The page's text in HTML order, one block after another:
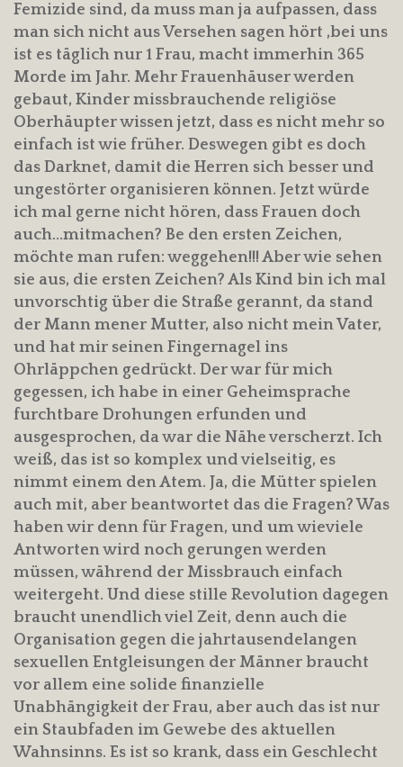
Femizide sind, da muss man ja aufpassen, dass
man sich nicht aus Versehen sagen hört ‚bei uns
ist es täglich nur 1 Frau, macht immerhin 365
Morde im Jahr. Mehr Frauenhäuser werden
gebaut, Kinder missbrauchende religiöse
Oberhäupter wissen jetzt, dass es nicht mehr so
einfach ist wie früher. Deswegen gibt es doch
das Darknet, damit die Herren sich besser und
ungestörter organisieren können. Jetzt würde
ich mal gerne nicht hören, dass Frauen doch
auch…mitmachen? Be den ersten Zeichen,
möchte man rufen: weggehen!!! Aber wie sehen
sie aus, die ersten Zeichen? Als Kind bin ich mal
unvorschtig über die Straße gerannt, da stand
der Mann mener Mutter, also nicht mein Vater,
und hat mir seinen Fingernagel ins
Ohrläppchen gedrückt. Der war für mich
gegessen, ich habe in einer Geheimsprache
furchtbare Drohungen erfunden und
ausgesprochen, da war die Nähe verscherzt. Ich
weiß, das ist so komplex und vielseitig, es
nimmt einem den Atem. Ja, die Mütter spielen
auch mit, aber beantwortet das die Fragen? Was
haben wir denn für Fragen, und um wieviele
Antworten wird noch gerungen werden
müssen, während der Missbrauch einfach
weitergeht. Und diese stille Revolution dagegen
braucht unendlich viel Zeit, denn auch die
Organisation gegen die jahrtausendelangen
sexuellen Entgleisungen der Männer braucht
vor allem eine solide finanzielle
Unabhängigkeit der Frau, aber auch das ist nur
ein Staubfaden im Gewebe des aktuellen
Wahnsinns. Es ist so krank, dass ein Geschlecht